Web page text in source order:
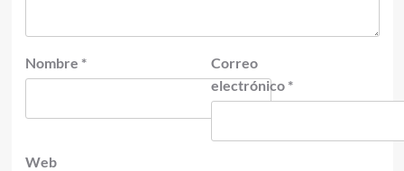
Nombre *
Correo
electrónico *
Web